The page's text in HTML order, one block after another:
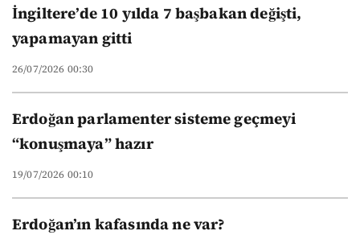
İngiltere’de 10 yılda 7 başbakan değişti,
yapamayan gitti
26/07/2026 00:30
Erdoğan parlamenter sisteme geçmeyi
“konuşmaya” hazır
19/07/2026 00:10
Erdoğan’ın kafasında ne var?